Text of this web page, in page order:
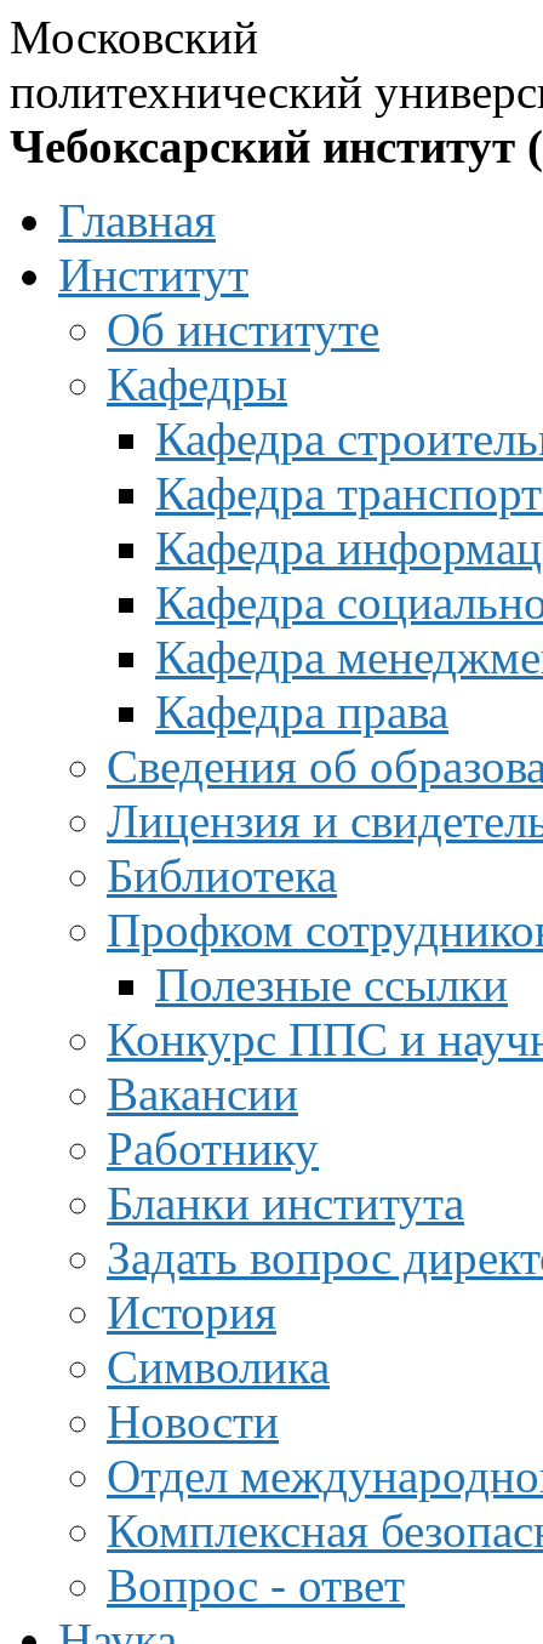
Московский
политехнический
Чебоксарский институт
Главная
Институт
Об институте
Кафедры
Кафедра
Кафедра
Кафедра
Кафедра
Кафедра
Кафедра права
Сведения об
Лицензия и
Библиотека
Профком
Полезные ссылки
Конкурс ППС и
Вакансии
Работнику
Бланки института
Задать вопрос
История
Символика
Новости
Отдел
Комплексная
Вопрос - ответ